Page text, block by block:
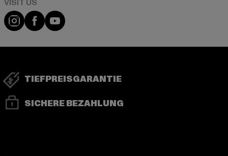
Visit our Instagram page:
Visit our Facebook page:
Visit our YouTube channel:
TIEFPREISGARANTIE
SICHERE BEZAHLUNG